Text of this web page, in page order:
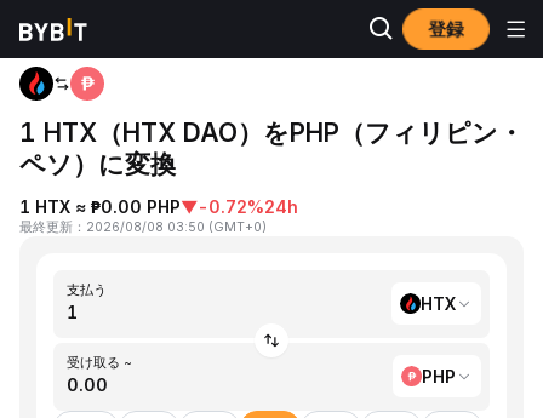
登録
ホーム HTX to PHP
1 HTX（HTX DAO）をPHP（フィリピン・
ペソ）に変換
1 HTX ≈ ₱0.00 PHP▼-0.72%24h
最終更新 ： 2026/08/08 03:50 (GMT+0)
支払う
HTX
受け取る ~
PHP